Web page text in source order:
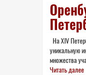
На XIV
уникальную
множества
Читать далее